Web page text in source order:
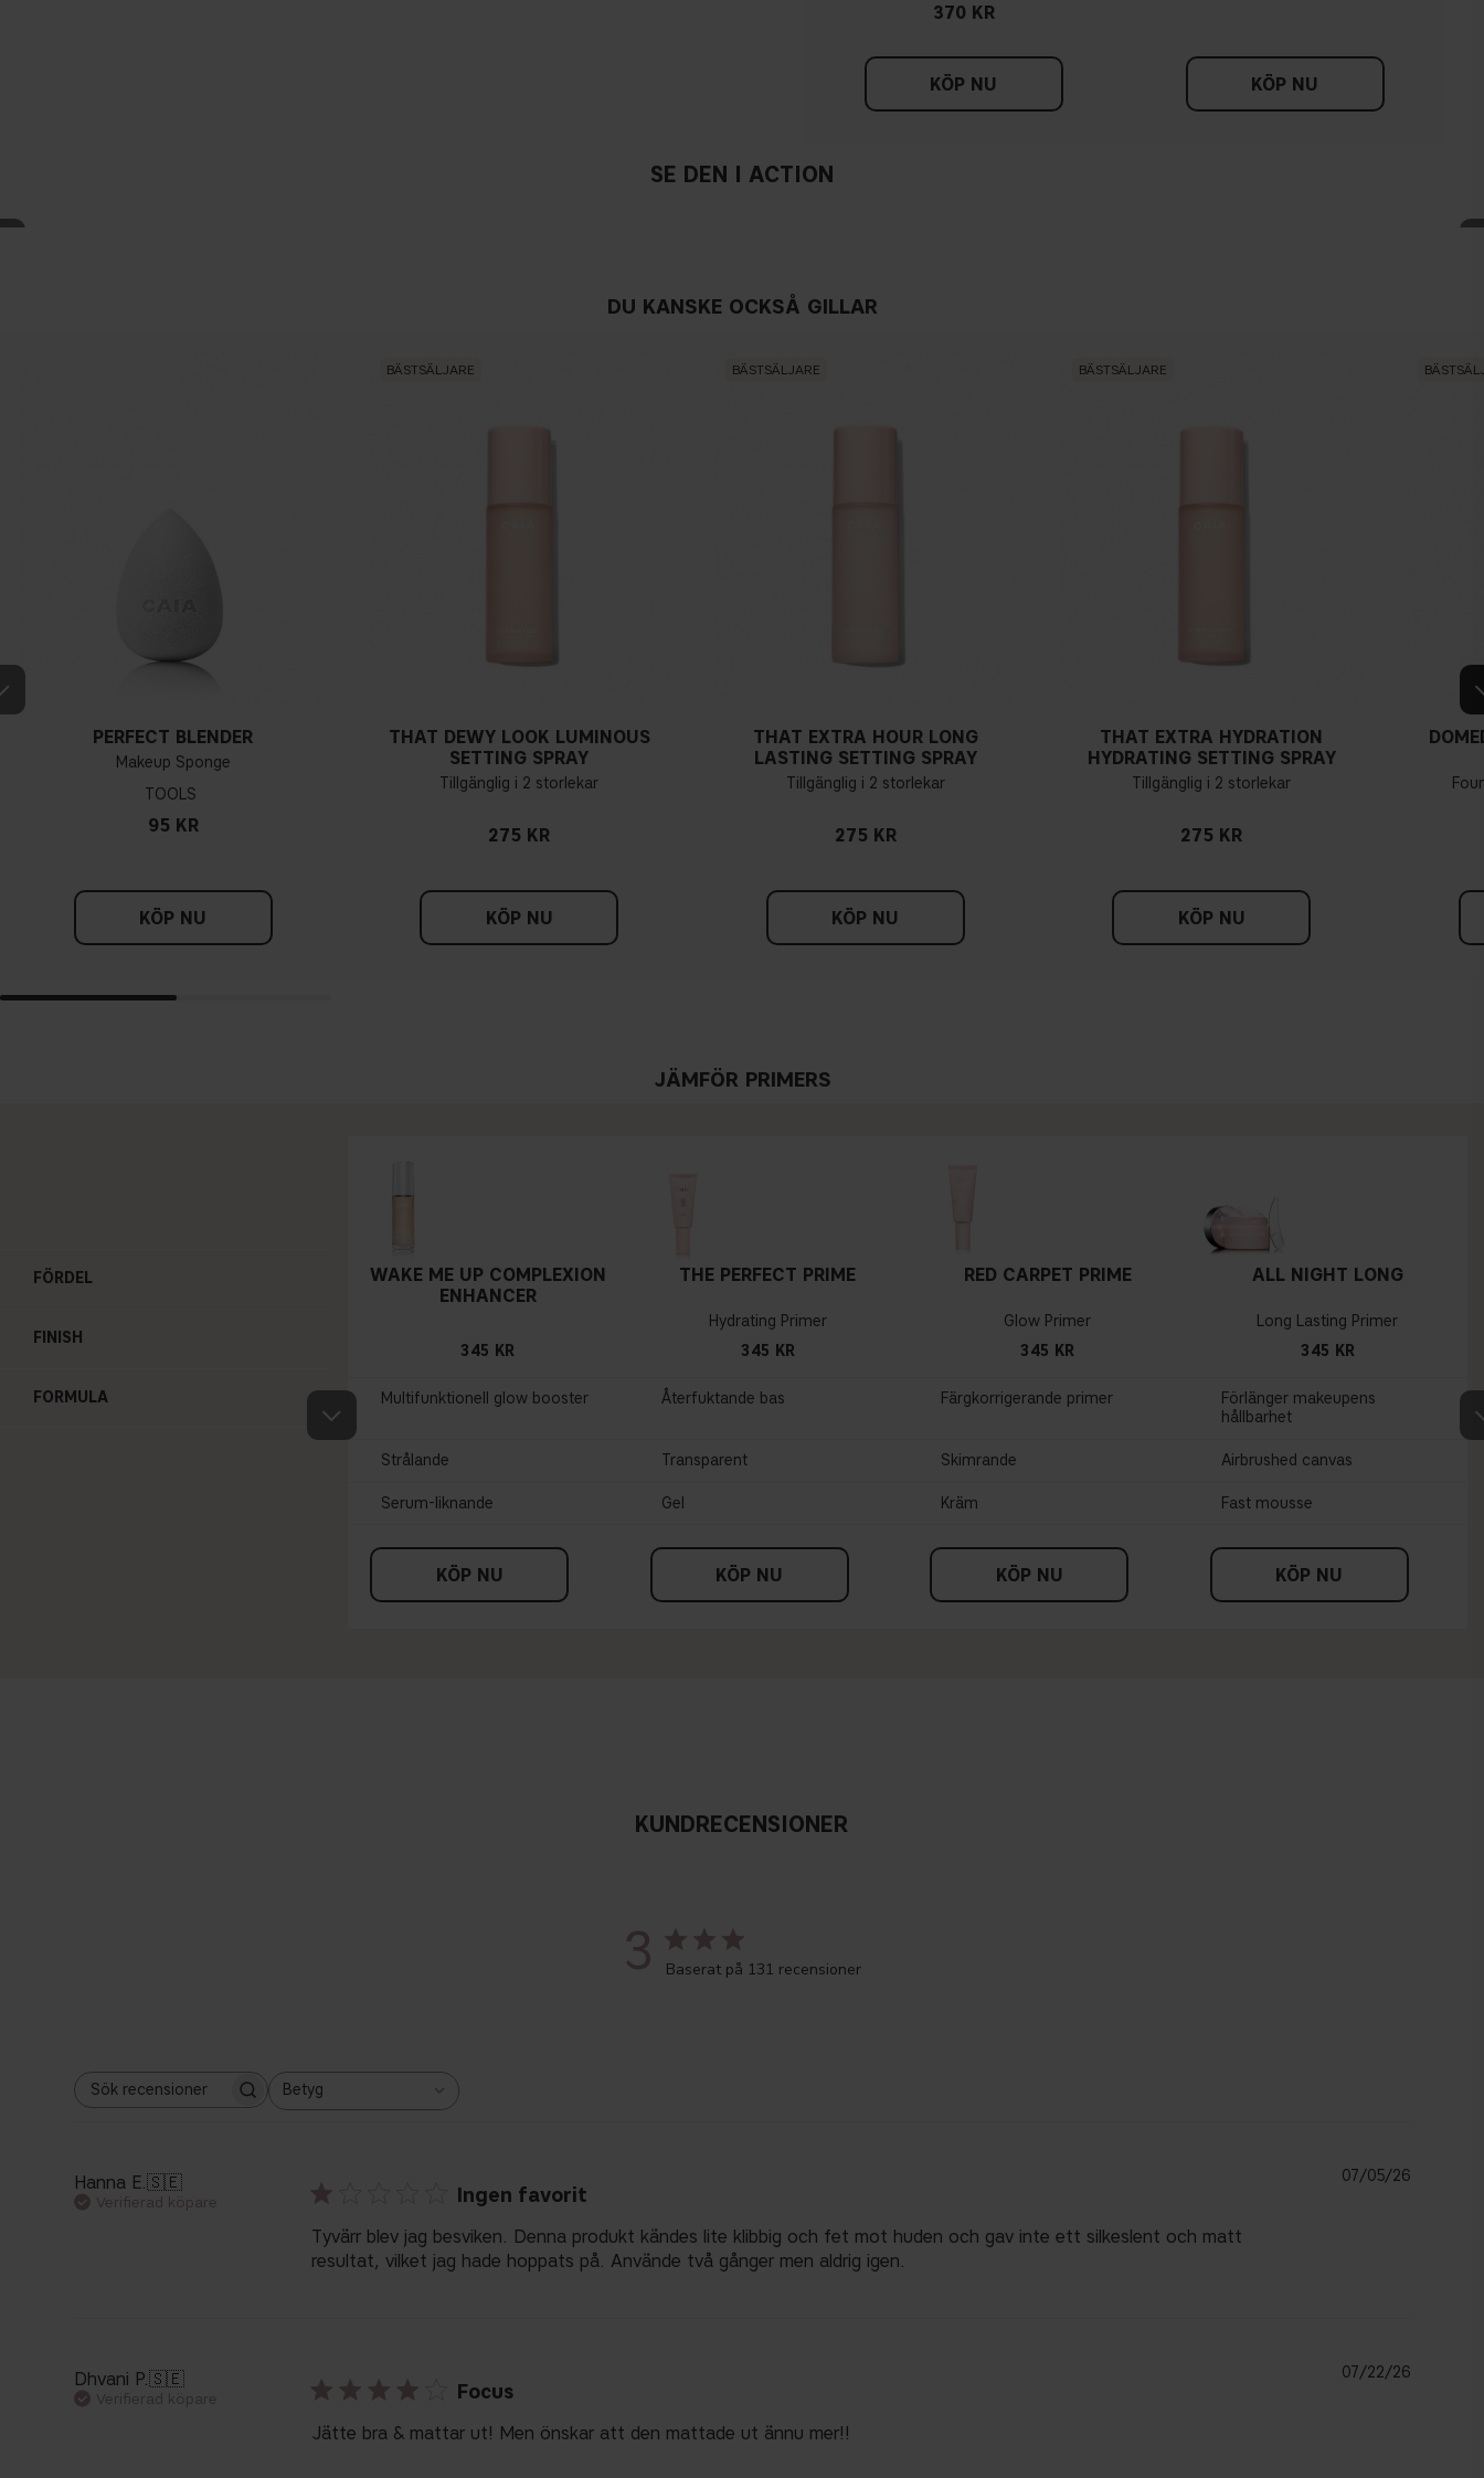
370 KR
KÖP NU KÖP NU
SE DEN I ACTION
DU KANSKE OCKSÅ GILLAR
PERFECT BLENDER
Makeup Sponge
TOOLS
95 KR
KÖP NU
BÄSTSÄLJARE
THAT DEWY LOOK LUMINOUS
SETTING SPRAY
Tillgänglig i 2 storlekar
275 KR
KÖP NU
BÄSTSÄLJARE
THAT EXTRA HOUR LONG
LASTING SETTING SPRAY
Tillgänglig i 2 storlekar
275 KR
KÖP NU
BÄSTSÄLJARE
THAT EXTRA HYDRATION
HYDRATING SETTING SPRAY
Tillgänglig i 2 storlekar
275 KR
KÖP NU
JÄMFÖR PRIMERS
FÖRDEL
FINISH
FORMULA
WAKE ME UP COMPLEXION
ENHANCER
345 KR
Multifunktionell glow booster
Strålande
Serum-liknande
KÖP NU
THE PERFECT PRIME
Hydrating Primer
345 KR
Återfuktande bas
Transparent
Gel
KÖP NU
RED CARPET PRIME
Glow Primer
345 KR
Färgkorrigerande primer
Skimrande
Kräm
KÖP NU
ALL NIGHT LONG
Long Lasting Primer
345 KR
Förlänger makeupens
hållbarhet
Airbrushed canvas
Fast mousse
KÖP NU
KUNDRECENSIONER
3 Baserat på 131 recensioner
Sök
Betyg
Alla betyg
Hanna E.🇸🇪
Verifierad köpare Ingen favorit
Tyvärr blev jag besviken. Denna produkt kändes lite klibbig och fet mot huden och gav inte ett silkeslent och matt
resultat, vilket jag hade hoppats på. Använde två gånger men aldrig igen.
07/05/26
Dhvani P.🇸🇪
Verifierad köpare Focus
Jätte bra & mattar ut! Men önskar att den mattade ut ännu mer!!
07/22/26